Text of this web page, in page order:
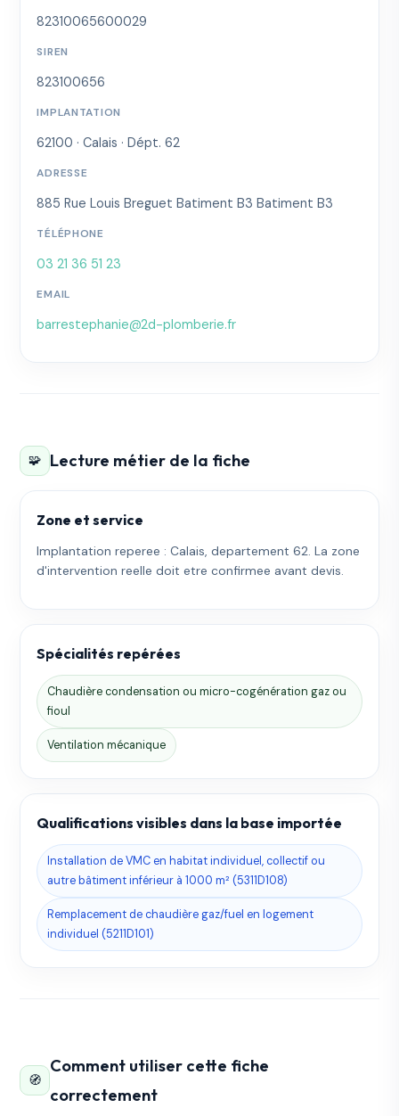
82310065600029
SIREN
823100656
IMPLANTATION
62100 · Calais · Dépt. 62
ADRESSE
885 Rue Louis Breguet Batiment B3 Batiment B3
TÉLÉPHONE
03 21 36 51 23
EMAIL
barrestephanie@2d-plomberie.fr
🧩 Lecture métier de la fiche
Zone et service
Implantation reperee : Calais, departement 62. La zone
d'intervention reelle doit etre confirmee avant devis.
Spécialités repérées
Chaudière condensation ou micro-cogénération gaz ou
fioul
Ventilation mécanique
Qualifications visibles dans la base importée
Installation de VMC en habitat individuel, collectif ou
autre bâtiment inférieur à 1000 m² (5311D108)
Remplacement de chaudière gaz/fuel en logement
individuel (5211D101)
🧭
Comment utiliser cette fiche
correctement